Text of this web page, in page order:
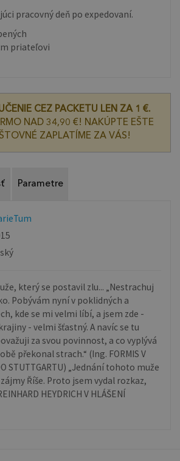
pracovný deň po expedovaní.
priateľovi
CEZ PACKETU LEN ZA 1 €.
NAD 34,90 €! NAKÚPTE EŠTE
ZAPLATÍME ZA VÁS!
Parametre
který se postavil zlu... „Nestrachuj
Pobývám nyní v poklidných a
kde se mi velmi líbí, a jsem zde -
- velmi šťastný. A navíc se tu
za svou povinnost, a co vyplývá
překonal strach.“ (Ing. FORMIS V
STUTTGARTU) „Jednání tohoto muže
Říše. Proto jsem vydal rozkaz,
HEYDRICH V HLÁŠENÍ